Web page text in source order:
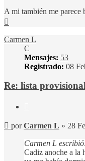
A mi también me
Carmen L
C
Mensajes: 53
Registrado: 08
Re: lista
Mensaje
porCarmen L » 28
Carmen L
Cadiz anoche a la